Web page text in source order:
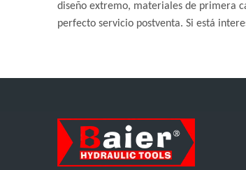
diseño extremo, materiales de primera
perfecto servicio postventa. Si está